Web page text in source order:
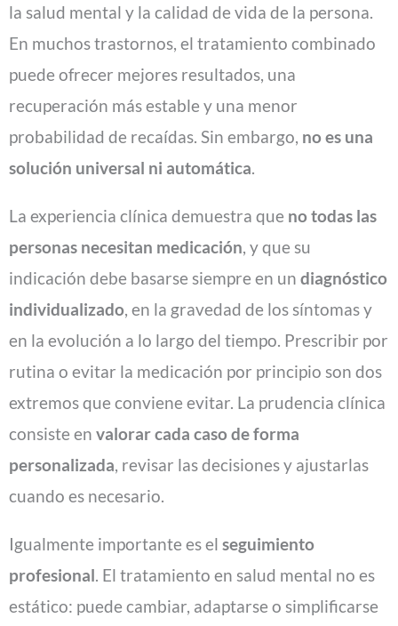
la salud mental y la calidad de vida de la persona.
En muchos trastornos, el tratamiento combinado
puede ofrecer mejores resultados, una
recuperación más estable y una menor
probabilidad de recaídas. Sin embargo, no es una
solución universal ni automática.
La experiencia clínica demuestra que no todas las
personas necesitan medicación, y que su
indicación debe basarse siempre en un diagnóstico
individualizado, en la gravedad de los síntomas y
en la evolución a lo largo del tiempo. Prescribir por
rutina o evitar la medicación por principio son dos
extremos que conviene evitar. La prudencia clínica
consiste en valorar cada caso de forma
personalizada, revisar las decisiones y ajustarlas
cuando es necesario.
Igualmente importante es el seguimiento
profesional. El tratamiento en salud mental no es
estático: puede cambiar, adaptarse o simplificarse